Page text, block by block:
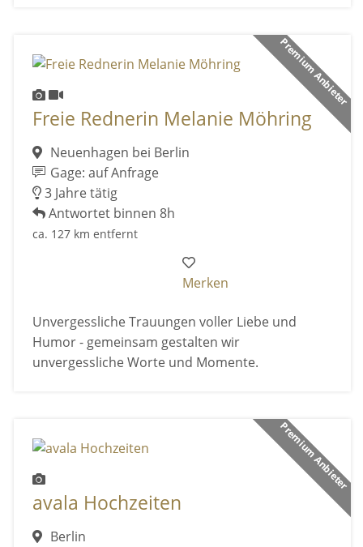
Premium Anbieter
Freie Rednerin Melanie Möhring
Neuenhagen bei Berlin
Gage: auf Anfrage
3 Jahre tätig
Antwortet binnen 8h
ca. 127 km entfernt
Merken
Unvergessliche Trauungen voller Liebe und
Humor - gemeinsam gestalten wir
unvergessliche Worte und Momente.
Premium Anbieter
avala Hochzeiten
Berlin